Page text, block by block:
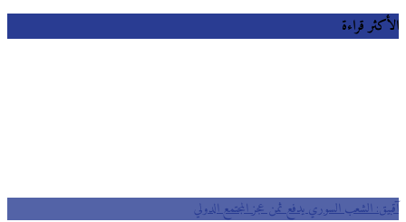
الأكثر قراءة
آقبيق: الشعب السوري يدفع ثمن عجز المجتمع الدولي